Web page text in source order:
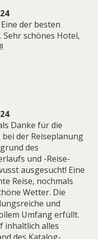
der besten
Sehr schönes Hotel,
Danke für die
der Reiseplanung
des
und -Reise-
ausgesucht! Eine
Reise, nochmals
Wetter. Die
und
Umfang erfüllt.
inhaltlich alles